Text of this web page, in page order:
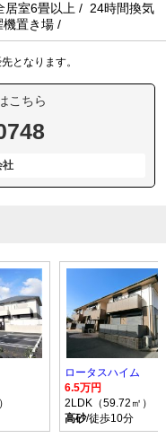
居室6畳以上 / 24時間換気
機置き場 /
となります。
こちら
社
ロータスハイム
6.5万円
2LDK（59.72㎡）
高砂/徒歩10分